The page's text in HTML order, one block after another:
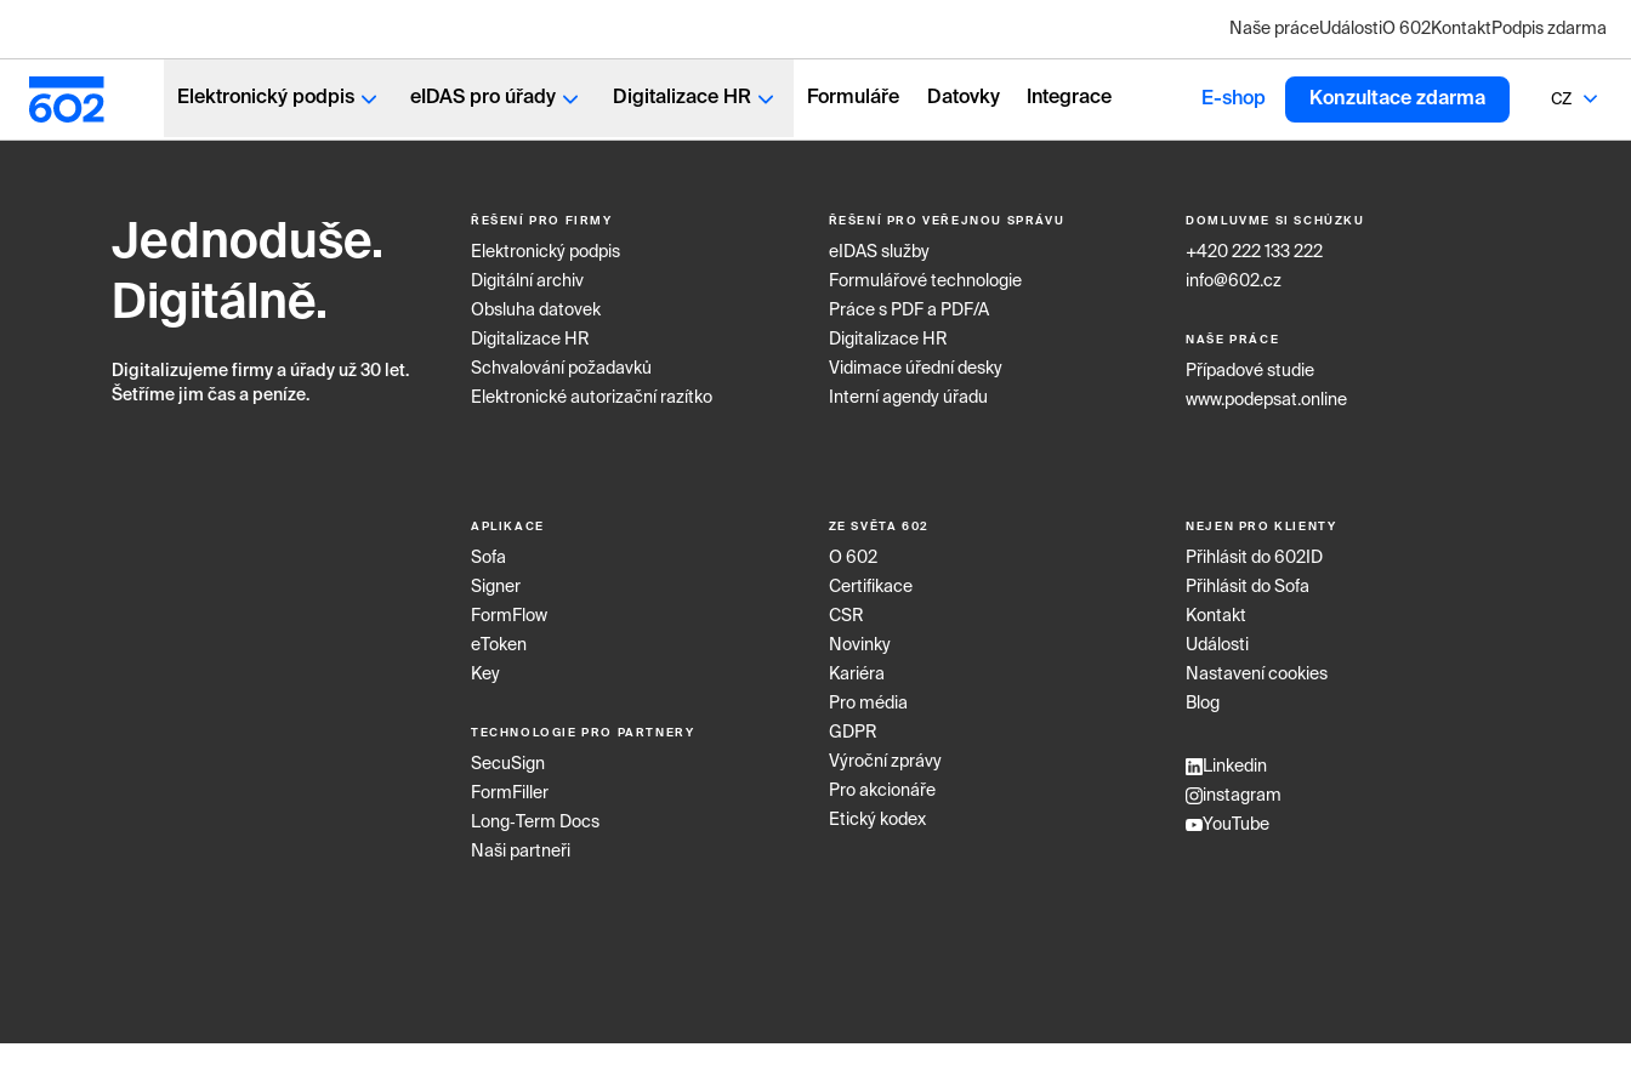
Naše práceUdálostiO 602Kontakt Podpis zdarma
Elektronický podpis eIDAS pro úřady Digitalizace HR Formuláře Datovky Integrace E-shop Konzultace zdarma CZ
Jednoduše.
Digitálně.
Digitalizujeme firmy a úřady už 30 let.
Šetříme jim čas a peníze.
ŘEŠENÍ PRO FIRMY
Elektronický podpis
Digitální archiv
Obsluha datovek
Digitalizace HR
Schvalování požadavků
Elektronické autorizační razítko
ŘEŠENÍ PRO VEŘEJNOU SPRÁVU
eIDAS služby
Formulářové technologie
Práce s PDF a PDF/A
Digitalizace HR
Vidimace úřední desky
Interní agendy úřadu
DOMLUVME SI SCHŮZKU
+420 222 133 222
info@602.cz
NAŠE PRÁCE
Případové studie
www.podepsat.online
APLIKACE
Sofa
Signer
FormFlow
eToken
Key
TECHNOLOGIE PRO PARTNERY
SecuSign
FormFiller
Long‑Term Docs
Naši partneři
ZE SVĚTA 602
O 602
Certifikace
CSR
Novinky
Kariéra
Pro média
GDPR
Výroční zprávy
Pro akcionáře
Etický kodex
NEJEN PRO KLIENTY
Přihlásit do 602ID
Přihlásit do Sofa
Kontakt
Události
Nastavení cookies
Blog
Linkedin
instagram
YouTube